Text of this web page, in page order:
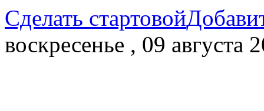
Сделать стартовой
воскресенье , 09 августа